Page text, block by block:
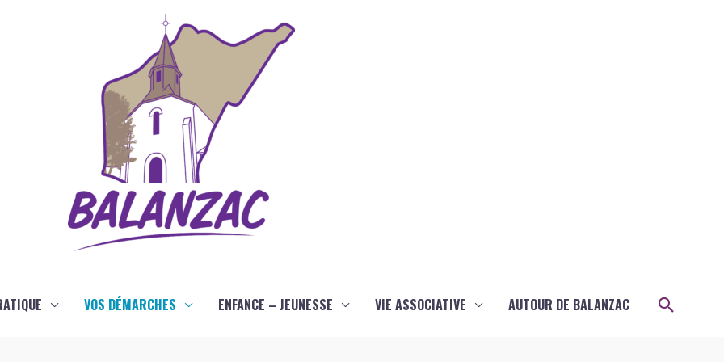
VOS DÉMARCHES ENFANCE – JEUNESSE VIE ASSOCIATIVE AUTOUR DE BALANZAC